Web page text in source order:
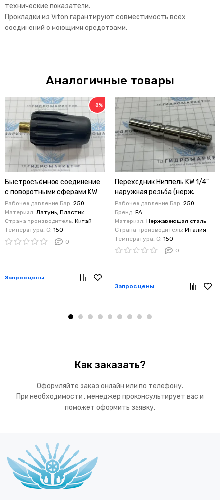
технические показатели.
Прокладки из Viton гарантируют совместимость всех
соединений с моющими средствами.
Аналогичные товары
−8%
Быстросъёмное соединение
с поворотными сферами KW
1/4 Быстросъемное
соединение Байонет KW –
выход ¼ наружняя резьба
(латунь, на себя)
Рабочее давление Бар: 250
Материал: Латунь, Пластик
Страна производитель: Китай
Температура, C: 150
0
Запрос цены
Переходник Ниппель KW 1/4"
наружная резьба (нерж.
сталь)
Рабочее давление Бар: 250
Бренд: PA
Материал: Нержавеющая сталь
Страна производитель: Италия
Температура, C: 150
0
Запрос цены
Как заказать?
Оформляйте заказ онлайн или по телефону.
При необходимости , менеджер проконсультирует вас и
поможет оформить заявку.